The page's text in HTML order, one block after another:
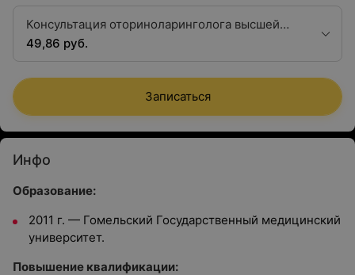
Консультация оториноларинголога высшей
квалификационной категории
49,86 руб.
Записаться
Инфо
Образование:
2011 г. — Гомельский Государственный медицинский
университет.
Повышение квалификации: